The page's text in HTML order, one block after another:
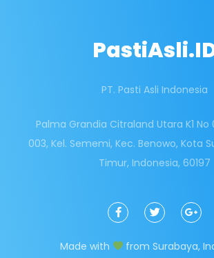
PT. Pasti Asli Indonesia
Palma Grandia Citraland Utara K1 No
003, Kel. Sememi, Kec. Benowo, Kota
Timur, Indonesia, 60197
F
a
c
e
b
T
w
i
t
G
o
o
l
Made with from Surabaya,